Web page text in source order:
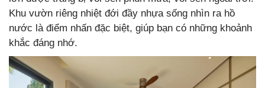
Khu vườn riêng nhiệt đới đầy nhựa sống nhìn ra hồ
nước là điểm nhấn đặc biệt, giúp bạn có những khoảnh
khắc đáng nhớ.